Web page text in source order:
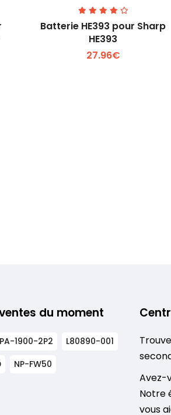
Voir plus +
Batterie HE393 pour Sharp
HE393
27.96€
du moment
PA-1900-2P2
L80890-001
NP-FW50
Avez-
Notre
vous